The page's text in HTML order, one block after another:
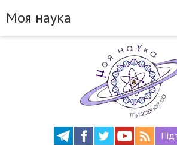
Моя наука